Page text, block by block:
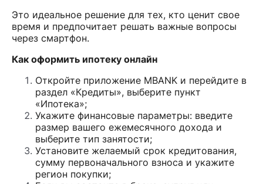
Это идеальное решение для тех, кто ценит свое
время и предпочитает решать важные вопросы
через смартфон.
Как оформить ипотеку онлайн
Откройте приложение MBANK и перейдите в
раздел «Кредиты», выберите пункт
«Ипотека»;
Укажите финансовые параметры: введите
размер вашего ежемесячного дохода и
выберите тип занятости;
Установите желаемый срок кредитования,
сумму первоначального взноса и укажите
регион покупки;